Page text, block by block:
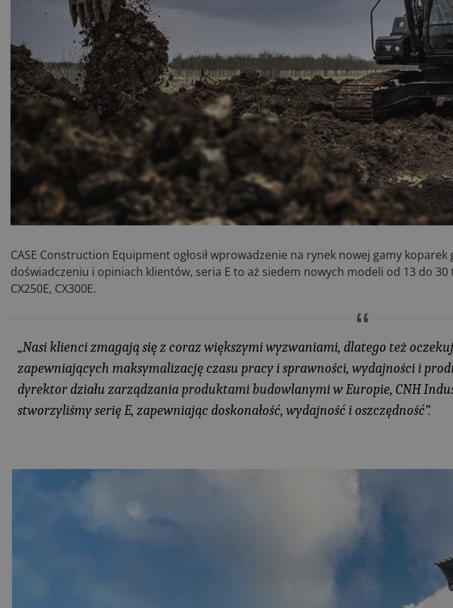
CASE Construction Equipment ogłosił wprowadzenie na rynek nowej gamy koparek
doświadczeniu i opiniach klientów, seria E to aż siedem nowych modeli od 13 do 30
CX250E, CX300E.
„Nasi klienci zmagają się z coraz większymi wyzwaniami, dlatego też
zapewniających maksymalizację czasu pracy i sprawności, wydajności i
dyrektor działu zarządzania produktami budowlanymi w Europie, CNH
stworzyliśmy serię E, zapewniając doskonałość, wydajność i oszczędność”.